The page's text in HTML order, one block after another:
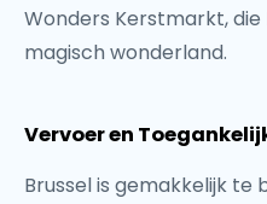
Wonders Kerstmarkt,
magisch wonderland.
Vervoer en
Brussel is gemakkelijk te